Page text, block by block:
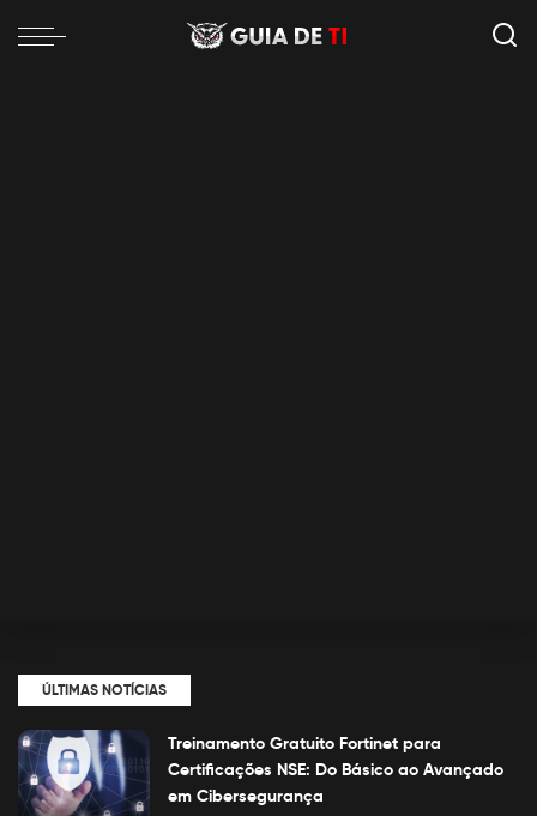
ÚLTIMAS NOTÍCIAS
Treinamento Gratuito Fortinet para
Certificações NSE: Do Básico ao Avançado
em Cibersegurança